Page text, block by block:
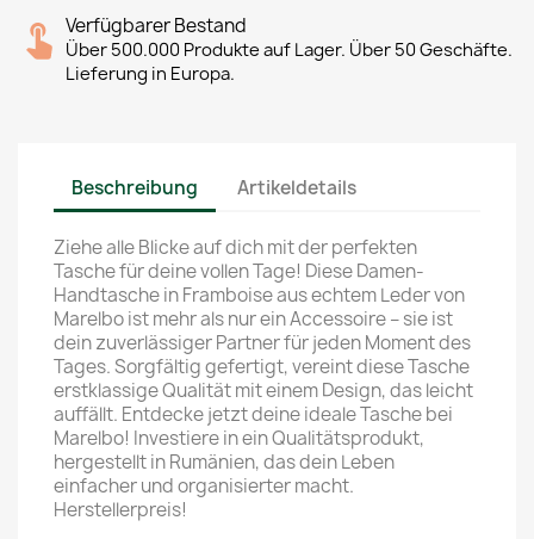
Verfügbarer Bestand
Über 500.000 Produkte auf Lager. Über 50 Geschäfte.
Lieferung in Europa.
Beschreibung Artikeldetails
Ziehe alle Blicke auf dich mit der perfekten
Tasche für deine vollen Tage! Diese Damen-
Handtasche in Framboise aus echtem Leder von
Marelbo ist mehr als nur ein Accessoire – sie ist
dein zuverlässiger Partner für jeden Moment des
Tages. Sorgfältig gefertigt, vereint diese Tasche
erstklassige Qualität mit einem Design, das leicht
auffällt. Entdecke jetzt deine ideale Tasche bei
Marelbo! Investiere in ein Qualitätsprodukt,
hergestellt in Rumänien, das dein Leben
einfacher und organisierter macht.
Herstellerpreis!